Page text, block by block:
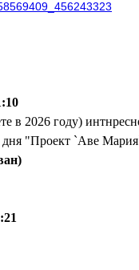
в 2026 году)
дня "Проект `Аве